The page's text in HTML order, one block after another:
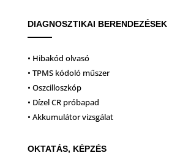
DIAGNOSZTIKAI BERENDEZÉSEK
• Hibakód olvasó
• TPMS kódoló műszer
• Oszcilloszkóp
• Dízel CR próbapad
• Akkumulátor vizsgálat
OKTATÁS, KÉPZÉS